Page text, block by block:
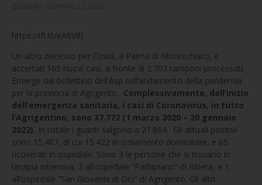
https://ift.tt/eA8V8J
Un altro decesso per Covid, a Palma di Montechiaro, e
accertati 165 nuovi casi, a fronte di 2.703 tamponi processati.
Emerge dal bollettino dell’Asp sull’andamento della pandemia
per la provincia di Agrigento. Complessivamente, dall’inizio
dell’emergenza sanitaria, i casi di Coronavirus, in tutto
l’Agrigentino, sono 37.772 (1 marzo 2020 – 20 gennaio
2022). In totale i guariti salgono a 21.864. Gli attuali positivi
sono 15.487, di cui 15.422 in isolamento domiciliare, e 65
ricoverati in ospedale. Sono 3 le persone che si trovano in
terapia intensiva, 2 all’ospedale “Parlapiano” di Ribera, e 1
all’ospedale “San Giovanni di Dio” di Agrigento. Gli altri